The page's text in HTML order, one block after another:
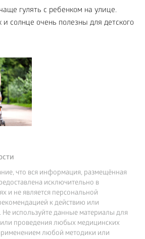
гулять с ребенком на улице.
солнце очень полезны для детского
что вся информация, размещённая
исключительно в
и не является персональной
к действию или
используйте данные материалы для
или проведения любых медицинских
любой методики или